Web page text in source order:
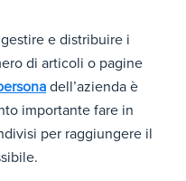
e distribuire i
di articoli o pagine
dell’azienda è
importante fare in
per raggiungere il